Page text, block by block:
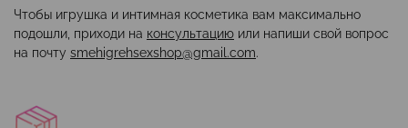
Чтобы игрушка и интимная косметика вам максимально
подошли, приходи на консультацию или напиши свой вопрос
на почту smehigrehsexshop@gmail.com.